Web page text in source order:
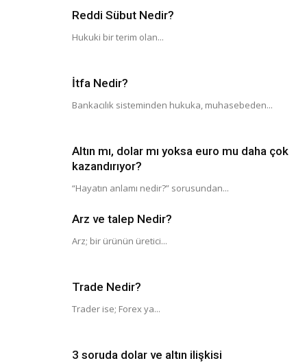
Reddi Sübut Nedir?
Hukuki bir terim olan...
İtfa Nedir?
Bankacılık sisteminden hukuka, muhasebeden...
Altın mı, dolar mı yoksa euro mu daha çok
kazandırıyor?
“Hayatın anlamı nedir?” sorusundan...
Arz ve talep Nedir?
Arz; bir ürünün üretici...
Trade Nedir?
Trader ise; Forex ya...
3 soruda dolar ve altın ilişkisi